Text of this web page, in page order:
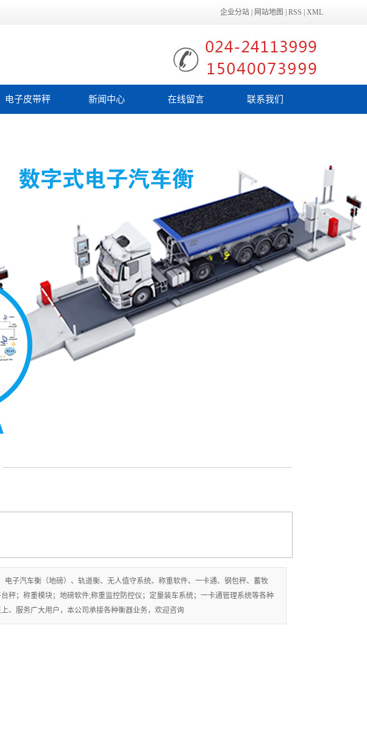
企业分站 网站地图 RSS XML
电子皮带秤 新闻中心
技术知识
在线留言 联系我们
子汽车衡（地磅）、轨道衡、无人值守系统、称重软件、一卡通、钢包秤、蓄牧
秤；称重模块；地磅软件;称重监控防控仪；定量装车系统；一卡通管理系统等各种
、服务广大用户，本公司承接各种衡器业务，欢迎咨询